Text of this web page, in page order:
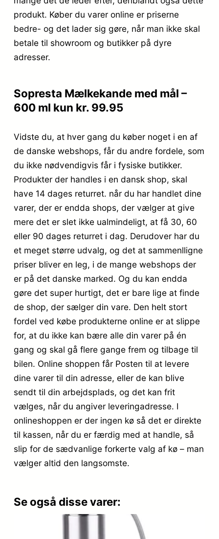
produkt. Køber du varer online er priserne
bedre- og det lader sig gøre, når man ikke skal
betale til showroom og butikker på dyre
adresser.
Sopresta Mælkekande med mål –
600 ml kun kr. 99.95
Vidste du, at hver gang du køber noget i en af
de danske webshops, får du andre fordele, som
du ikke nødvendigvis får i fysiske butikker.
Produkter der handles i en dansk shop, skal
have 14 dages returret. når du har handlet dine
varer, der er endda shops, der vælger at give
mere det er slet ikke ualmindeligt, at få 30, 60
eller 90 dages returret i dag. Derudover har du
et meget større udvalg, og det at sammenlligne
priser bliver en leg, i de mange webshops der
er på det danske marked. Og du kan endda
gøre det super hurtigt, det er bare lige at finde
de shop, der sælger din vare. Den helt stort
fordel ved købe produkterne online er at slippe
for, at du ikke kan bære alle din varer på én
gang og skal gå flere gange frem og tilbage til
bilen. Online shoppen får Posten til at levere
dine varer til din adresse, eller de kan blive
sendt til din arbejdsplads, og det kan frit
vælges, når du angiver leveringadresse. I
onlineshoppen er der ingen kø så det er direkte
til kassen, når du er færdig med at handle, så
slip for de sædvanlige forkerte valg af kø – man
vælger altid den langsomste.
Se også disse varer: